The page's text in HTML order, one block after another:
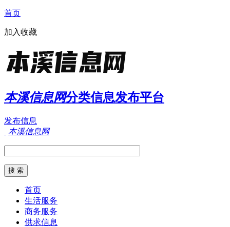
首页
加入收藏
本溪信息网分类信息发布平台
发布信息
本溪信息网
首页
生活服务
商务服务
供求信息